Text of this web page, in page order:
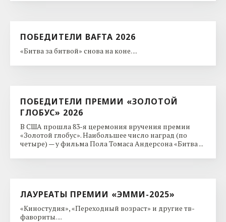
ПОБЕДИТЕЛИ BAFTA 2026
«Битва за битвой» снова на коне. ...
ПОБЕДИТЕЛИ ПРЕМИИ «ЗОЛОТОЙ
ГЛОБУС» 2026
В США прошла 83-я церемония вручения премии
«Золотой глобус». Наибольшее число наград (по
четыре) — у фильма Пола Томаса Андерсона «Битва ...
ЛАУРЕАТЫ ПРЕМИИ «ЭММИ-2025»
«Киностудия», «Переходный возраст» и другие тв-
фавориты. ...